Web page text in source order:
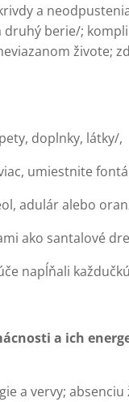
a
berie/;
živote;
doplnky, látky/,
umiestnite
adulár alebo
ako santalové
napĺňali
a ich
a vervy;